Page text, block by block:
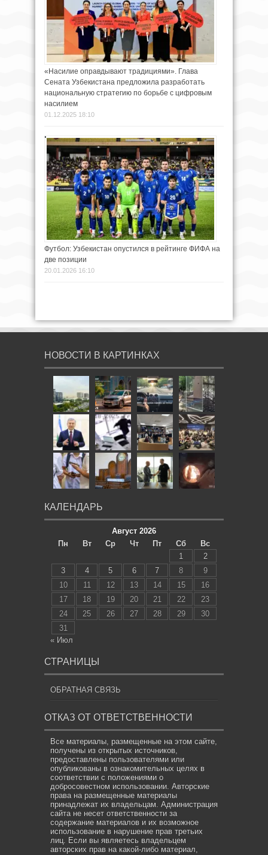
«Насилие оправдывают традициями». Глава
Сената Узбекистана предложила разработать
национальную стратегию по борьбе с цифровым
насилием
01.12.2025 18:10
Футбол: Узбекистан опустился в рейтинге ФИФА на
две позиции
20.01.2026 16:10
НОВОСТИ В КАРТИНКАХ
КАЛЕНДАРЬ
Август 2026
Пн
Вт Ср Чт Пт Сб
Вс
1
2
3
4 5 6 7 8
9
10
11 12 13 14 15
16
17
18 19 20 21 22
23
24
25 26 27 28 29
30
31
« Июл
СТРАНИЦЫ
ОБРАТНАЯ СВЯЗЬ
ОТКАЗ ОТ ОТВЕТСТВЕННОСТИ
Все материалы, размещенные на этом сайте,
получены из открытых источников,
предоставлены пользователями или
опубликованы в ознакомительных целях в
соответствии с положениями о
добросовестном использовании. Авторские
права на размещенные материалы
принадлежат их владельцам. Администрация
сайта не несет ответственности за
содержание материалов и их возможное
использование в нарушение прав третьих
лиц. Если вы являетесь владельцем
авторских прав на какой-либо материал,